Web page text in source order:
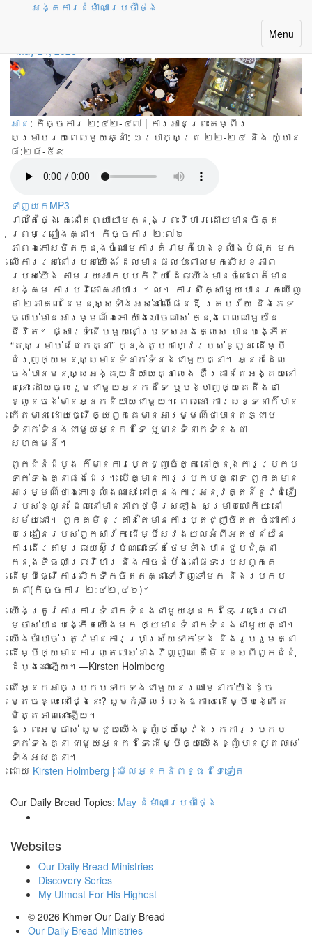
អង្គការនំម៉ាណាប្រចាំថ្ងៃ
Toggle
Menu
May 24, 2026
អាន : កិច្ចការ ២:៤២-៤៧ | ការអានព្រះគម្ពីរ
សម្រាប់រយៈពេលមួយឆ្នាំ: ១របាក្សត្រ ២២-២៤ និង យ៉ូហាន
៨:២៨-៥៩
ទាញយកMP3
រាល់តែថ្ងៃ គេនៅតែព្យាយាមក្នុងព្រះវិហារ ដោយមានចិត្ត
ព្រមព្រៀងគ្នា។ កិច្ចការ ២:៧៦
ភាព​ឯកោ​ស្ថិត​ក្នុង​ចំណោម​ការ​គំរាម​កំហែង​ខ្លាំង​បំផុត មក​
លើ​ការ​រស់​នៅ​របស់​យើង ដែល​មាន​ផល​ប៉ះ​ពាល់​មកលើ​សុខ​ភាព​
របស់​យើង តាម​រយៈ​អាកប្ប​កិរិយា ដែល​យើង​មាន​ចំពោះ​ពត៌​មាន​
សង្គម ការ​បរិភោគ​អាហារ ។ល។ ការ​សិក្សា​មួយ​បាន​រក​ឃើញ​
ថា ២​ភាគ​៣ នៃ​មនុស្ស​ទាំង​អស់​នៅ​លើ​ផែន​ដី គ្រប់​វ័យ និង​ភេទ​
ធ្លាប់​មាន​អារម្មណ៍​ឯកោ យ៉ាង​ហោច​ណាស់ ក្នុង​ពេល​ណា​មួយ​នៃ​
ជីវិត។ ផ្សារ​ទំនើប​មួយ​នៅ​ប្រទេស​អង់​គ្លេស បាន​បង្កើត
“តុ​សម្រាប់ជជែក​គ្នា” ក្នុង​តូប​កាហ្វេ​របស់​ខ្លួន ដើម្បី​
ជំរុញ​ឲ្យ​មនុស្ស​មាន​ទំនាក់​ទំនង​ជា​មួយ​គ្នា។ អ្នក​ដែល​
ចង់​បាន​មនុស្សអង្គុយ​និយាយ​គ្នា​លេង​ ​គឺគ្រាន់​តែ​អង្គុយ​នៅ​
តុ​នោះ ដោយ​ចូល​រួម​ជា​មួយ​អ្នក​ដទៃ ឬ​បង្ហាញ​ឲ្យ​គេ​ដឹង​ថា
ខ្លួន​ចង់​មាន​អ្នក​និយាយ​ជា​មួយ។​ ពេល​នោះ ការ​សន្ទនា​ក៏​បាន​
កើត​មាន ដោយ​ធ្វើ​ឲ្យ​ពួក​គេ​មាន​អារម្មណ៍​ថា​បាន​តភ្ជាប់​
ទំនាក់​ទំនង​ជា​មួយ​អ្នក​ដទៃ ឬ​មានទំ​នាក់​ទំនង​ជា​
សហគមន៍។
ពួក​ជំនុំ​ដំបូង ក៏​មាន​ការ​ប្តេជ្ញា​ចិត្ត នៅ​ក្នុង​ការ​ប្រកប​
ទាក់​ទង​គ្នា​ផង​ដែរ។ បើ​គ្មាន​ការ​ប្រកប​គ្នា​ទេ ​ពួក​គេ​មាន​
អារម្មណ៍​ថា​ឯកោ​ខ្លាំង​ណាស់ នៅ​ក្នុង​ការ​អនុវត្តន៍​នូវ​ជំនឿ​
របស់​ខ្លួន ដែល​នៅ​មាន​ភាព​ថ្មី​ស្រឡាង សម្រាប់​លោកិយ នៅ​
សម័យ​នោះ។​ ពួក​គេ​មិន​គ្រាន់​តែ​មាន​ការ​ប្តេជ្ញា​ចិត្ត ចំពោះ​ការ​
បង្រៀន​របស់​ពួក​សាវ័ក ដើម្បី​ស្វែងយល់​អំពី​អត្ថ​ន័យ​នៃ​
ការ​ដើរ​តាម​ព្រះ​យេស៊ូវ​ប៉ុណ្ណោះ​ទេ តែ​ថែម​ទាំង​បាន​ជួប​ជុំ​គ្នា
ក្នុង​ទី​ធ្លា​ព្រះ​វិហារ និង​កាច់​នំប៉័ង​នៅ​ផ្ទះ​របស់​ពួក​គេ
ដើម្បី​ធ្វើ​ការ​លើក​ទឹក​ចិត្ត​គ្នា​ទៅ​វិញ​ទៅ​មក និង​ប្រកប​
គ្នា​(កិច្ចការ ២:៤២,៤៦)។
យើង​ត្រូវ​ការ​ការ​ទំនាក់​ទំនង​ជា​មួយ​អ្នក​ដទៃ ព្រោះ​ព្រះ​ជា​
ម្ចាស់​បាន​បង្កើត​យើង​មក ឲ្យ​មាន​ទំនាក់​ទំនង​ជា​មួយ​គ្នា។
យើង​ចាំ​បាច់​ត្រូវ​មាន​ការ​ប្រាស្រ័យ​ទាក់​ទង និង​រួប​រួម​គ្នា​
ដើម្បី​ឲ្យ​មាន​ការ​លូត​លាស់​ខាង​វិញ្ញាណ គឺ​មិន​ខុសពី​ពួក​ជំនុំ​
ដំបូង​នោះ​ឡើយ។—Kirsten Holmberg
តើអ្នកអាចប្រកបទាក់ទងជាមួយនរណាម្នាក់យ៉ាងដូច
ម្តេចខ្លះ នៅថ្ងៃនេះ? សូមកុំមើលរំលងឱកាស ដើម្បីបង្កើត
មិត្តភាពនោះឡើយ។
ឱព្រះអម្ចាស់ សូមជួយយើងខ្ញុំឲ្យស្វែងរកការប្រកប
ទាក់ទងគ្នា ជាមួយអ្នកដទៃ ដើម្បីឲ្យយើងខ្ញុំបានលូតលាស់
ទាំងអស់គ្នា។
ដោយ Kirsten Holmberg | មើលអ្នកនិពន្ធដទៃទៀត
Our Daily Bread Topics: May នំម៉ាណាប្រចាំថ្ងៃ
Websites
Our Daily Bread Ministries
Discovery Series
My Utmost For His Highest
© 2026 Khmer Our Daily Bread
Our Daily Bread Ministries